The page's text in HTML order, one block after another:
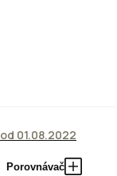
od 01.08.2022
Porovnávač